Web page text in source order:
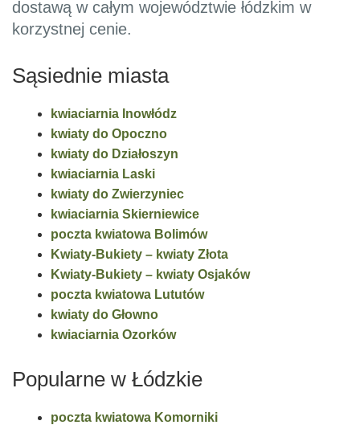
dostawą w całym województwie łódzkim w
korzystnej cenie.
Sąsiednie miasta
kwiaciarnia Inowłódz
kwiaty do Opoczno
kwiaty do Działoszyn
kwiaciarnia Laski
kwiaty do Zwierzyniec
kwiaciarnia Skierniewice
poczta kwiatowa Bolimów
Kwiaty-Bukiety – kwiaty Złota
Kwiaty-Bukiety – kwiaty Osjaków
poczta kwiatowa Lututów
kwiaty do Głowno
kwiaciarnia Ozorków
Popularne w Łódzkie
poczta kwiatowa Komorniki